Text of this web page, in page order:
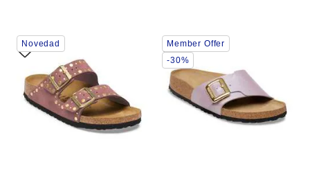
La
imagen
del
producto
actualizará
Novedad
La
imagen
del
producto
actualizará
Member Offer
-30%